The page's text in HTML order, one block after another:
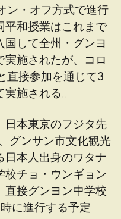
ン・オフ方式で進行
平和授業はこれまで
国して全州・グンヨ
実施されたが、コロ
直接参加を通じて3
施される。
日本東京のフジタ先
グンサン市文化観光
日本人出身のワタナ
校チョ・ウンギョン
直接グンヨン中学校
に進行する予定